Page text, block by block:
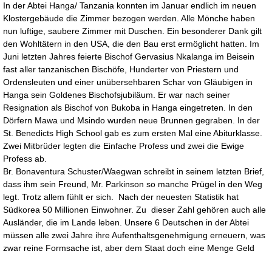
In der Abtei Hanga/ Tanzania konnten im Januar endlich im neuen
Klostergebäude die Zimmer bezogen werden. Alle Mönche haben
nun luftige, saubere Zimmer mit Duschen. Ein besonderer Dank gilt
den Wohltätern in den USA, die den Bau erst ermöglicht hatten. Im
Juni letzten Jahres feierte Bischof Gervasius Nkalanga im Beisein
fast aller tanzanischen Bischöfe, Hunderter von Priestern und
Ordensleuten und einer unübersehbaren Schar von Gläubigen in
Hanga sein Goldenes Bischofsjubiläum. Er war nach seiner
Resignation als Bischof von Bukoba in Hanga eingetreten. In den
Dörfern Mawa und Msindo wurden neue Brunnen gegraben. In der
St. Benedicts High School gab es zum ersten Mal eine Abiturklasse.
Zwei Mitbrüder legten die Einfache Profess und zwei die Ewige
Profess ab.
Br. Bonaventura Schuster/Waegwan schreibt in seinem letzten Brief,
dass ihm sein Freund, Mr. Parkinson so manche Prügel in den Weg
legt. Trotz allem fühlt er sich. Nach der neuesten Statistik hat
Südkorea 50 Millionen Einwohner. Zu dieser Zahl gehören auch alle
Ausländer, die im Lande leben. Unsere 6 Deutschen in der Abtei
müssen alle zwei Jahre ihre Aufenthaltsgenehmigung erneuern, was
zwar reine Formsache ist, aber dem Staat doch eine Menge Geld